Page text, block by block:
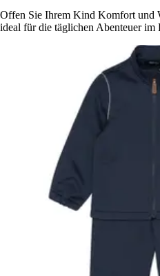
Offen Sie Ihrem Kind Komfort und
ideal für die täglichen Abenteuer im